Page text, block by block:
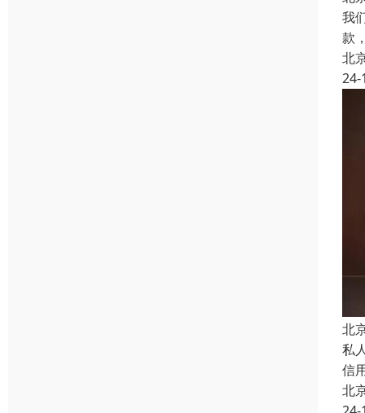
我
款
北
24-
北
私
信
北